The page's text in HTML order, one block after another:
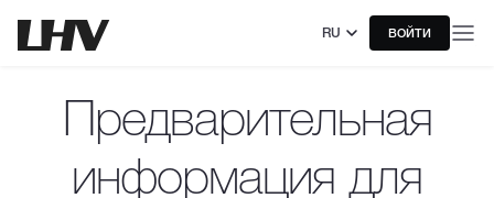
RU ВОЙТИ
Предварительная
информация для